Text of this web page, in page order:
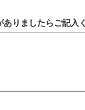
りましたらご記入